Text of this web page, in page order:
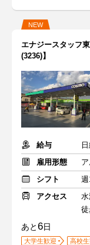
NEW
エナジースタッフ
(3236)】
給与
雇用形態
シフト
アクセス
あと6日
大学生歓迎 高校